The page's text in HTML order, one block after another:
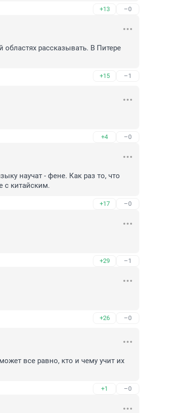
+13 –0
рассказывать. В Питере
+15 –1
+4 –0
научат - фене. Как раз то, что
с китайским.
+17 –0
+29 –1
+26 –0
все равно, кто и чему учит их
+1 –0